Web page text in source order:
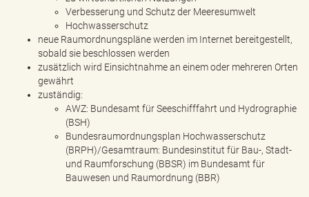
Verbesserung und Schutz der Meeresumwelt
Hochwasserschutz
neue Raumordnungspläne werden im Internet bereitgestellt,
sobald sie beschlossen werden
zusätzlich wird Einsichtnahme an einem oder mehreren Orten
gewährt
zuständig:
AWZ: Bundesamt für Seeschifffahrt und Hydrographie
(BSH)
Bundesraumordnungsplan Hochwasserschutz
(BRPH)/Gesamtraum: Bundesinstitut für Bau-, Stadt-
und Raumforschung (BBSR) im Bundesamt für
Bauwesen und Raumordnung (BBR)